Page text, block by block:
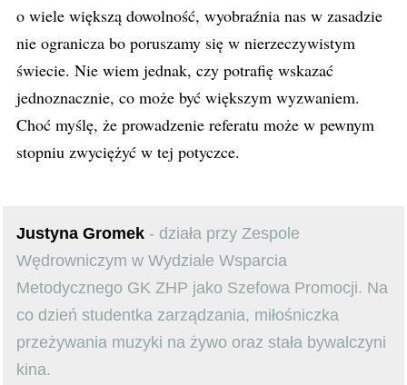
o wiele większą dowolność, wyobraźnia nas w zasadzie
nie ogranicza bo poruszamy się w nierzeczywistym
świecie. Nie wiem jednak, czy potrafię wskazać
jednoznacznie, co może być większym wyzwaniem.
Choć myślę, że prowadzenie referatu może w pewnym
stopniu zwyciężyć w tej potyczce.
Justyna Gromek - działa przy Zespole
Wędrowniczym w Wydziale Wsparcia
Metodycznego GK ZHP jako Szefowa Promocji. Na
co dzień studentka zarządzania, miłośniczka
przeżywania muzyki na żywo oraz stała bywalczyni
kina.